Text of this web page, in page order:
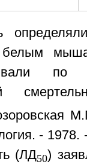
белым
по
-
(ЛД50)